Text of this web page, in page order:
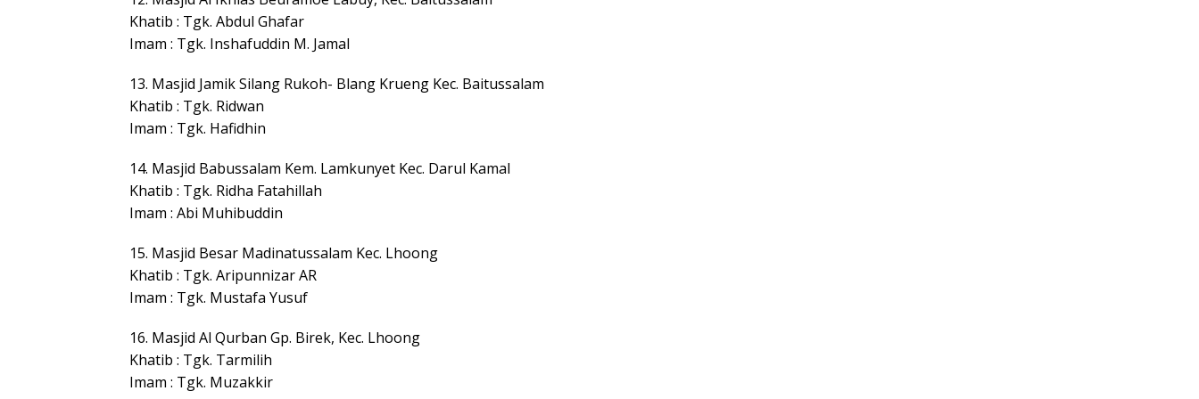
Khatib : Tgk. Abdul Ghafar
Imam : Tgk. Inshafuddin M. Jamal
13. Masjid Jamik Silang Rukoh- Blang Krueng Kec. Baitussalam
Khatib : Tgk. Ridwan
Imam : Tgk. Hafidhin
14. Masjid Babussalam Kem. Lamkunyet Kec. Darul Kamal
Khatib : Tgk. Ridha Fatahillah
Imam : Abi Muhibuddin
15. Masjid Besar Madinatussalam Kec. Lhoong
Khatib : Tgk. Aripunnizar AR
Imam : Tgk. Mustafa Yusuf
16. Masjid Al Qurban Gp. Birek, Kec. Lhoong
Khatib : Tgk. Tarmilih
Imam : Tgk. Muzakkir